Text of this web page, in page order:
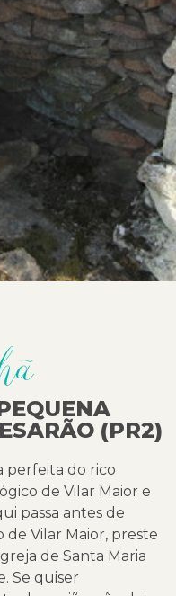
(PR2)
perfeita do rico
de Vilar Maior e
passa antes de
de Vilar Maior, preste
de Santa Maria
Se quiser